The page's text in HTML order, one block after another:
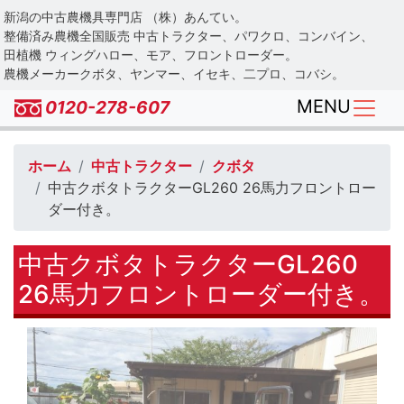
Skip
to
main
content
新潟の中古農機具専門店 （株）あんてい。
整備済み農機全国販売 中古トラクター、パワクロ、コンバイン、
田植機 ウィングハロー、モア、フロントローダー。
農機メーカークボタ、ヤンマー、イセキ、二プロ、コバシ。
0120-278-607 MENU
ホーム 中古トラクター
クボタ
中古クボタトラクターGL260 26馬力フロントロー
ダー付き。
中古クボタトラクターGL260
26馬力フロントローダー付き。